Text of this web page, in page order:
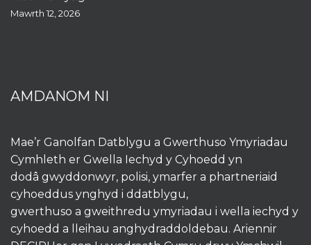
Mawrth 12, 2026
AMDANOM NI
Mae’r Ganolfan Datblygu a Gwerthuso Ymyriadau
Cymhleth er Gwella Iechyd y Cyhoedd yn
dodâ gwyddonwyr, polisi, ymarfer a phartneriaid
cyhoeddus ynghyd i ddatblygu,
gwerthuso a gweithredu ymyriadau i wella iechyd y
cyhoedd a lleihau anghydraddoldebau. Ariennir